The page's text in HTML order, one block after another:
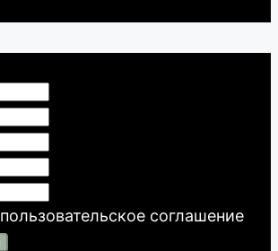
пользовательское соглашение